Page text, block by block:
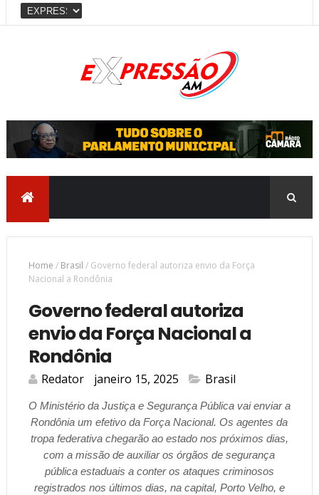
Home / Brasil / Governo federal autoriza envio da Força
Nacional a Rondônia
Governo federal autoriza
envio da Força Nacional a
Rondônia
Redator janeiro 15, 2025 Brasil
O Ministério da Justiça e Segurança Pública vai enviar a
Rondônia um efetivo da Força Nacional. Os agentes da
tropa federativa chegarão ao estado nos próximos dias,
com a missão de auxiliar os órgãos de segurança
pública estaduais a conter os ataques criminosos
registrados nos últimos dias, na capital, Porto Velho, e